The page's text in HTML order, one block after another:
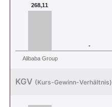
268,11
-
Alibaba Group
KGV (Kurs-Gewinn-Verhältnis)